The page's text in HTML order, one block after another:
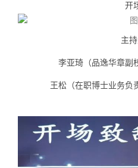
开
主
李亚琦 （品逸华章副
王松 （在职博士业务负